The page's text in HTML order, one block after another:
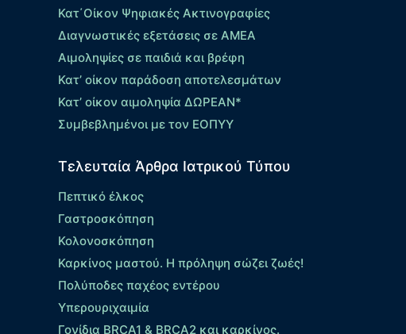
Κατ΄Οίκον Ψηφιακές Ακτινογραφίες
Διαγνωστικές εξετάσεις σε ΑΜΕΑ
Αιμοληψίες σε παιδιά και βρέφη
Κατ’ οίκον παράδοση αποτελεσμάτων
Κατ’ οίκον αιμοληψία ΔΩΡΕΑΝ*
Συμβεβλημένοι με τον ΕΟΠΥΥ
Τελευταία Άρθρα Ιατρικού Τύπου
Πεπτικό έλκος
Γαστροσκόπηση
Κολονοσκόπηση
Καρκίνος μαστού. Η πρόληψη σώζει ζωές!
Πολύποδες παχέος εντέρου
Yπερουριχαιμία
Γονίδια BRCA1 & BRCA2 και καρκίνος.